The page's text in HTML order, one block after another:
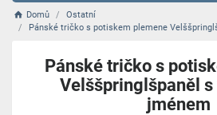
Domů
Ostatní
Pánské tričko s potiskem plemene
Pánské tričko s
Velššpringlšpaněl
jménem